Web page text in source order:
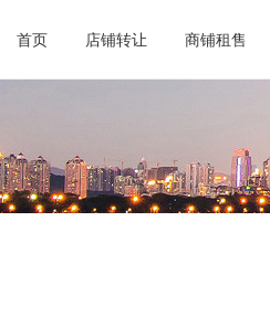
首页 店铺转让 商铺租售